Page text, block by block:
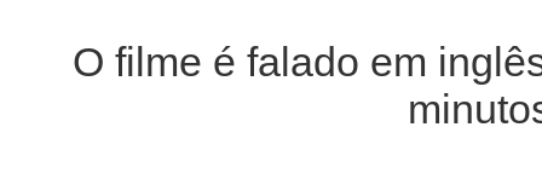
O filme é falado em